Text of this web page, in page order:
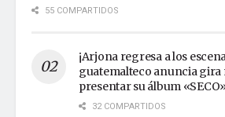
55 COMPARTIDOS
¡Arjona regresa a los
guatemalteco anuncia gira
presentar su álbum
32 COMPARTIDOS